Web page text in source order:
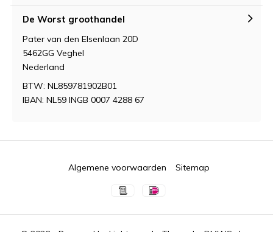
De Worst groothandel
Pater van den Elsenlaan 20D
5462GG Veghel
Nederland
BTW: NL859781902B01
IBAN: NL59 INGB 0007 4288 67
Algemene voorwaarden Sitemap